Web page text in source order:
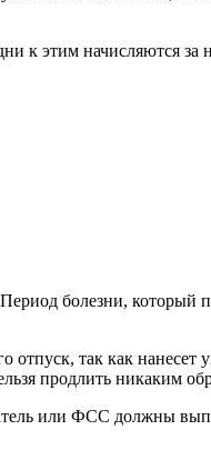
к этим начисляются
болезни,
так как
продлить никаким
или ФСС должны